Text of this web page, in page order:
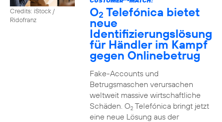
Credits: iStock /
Ridofranz
O2 Telefónica bietet
neue
Identifizierungslösung
für Händler im Kampf
gegen Onlinebetrug
Fake-Accounts und
Betrugsmaschen verursachen
weltweit massive wirtschaftliche
Schäden. O2Telefónica bringt jetzt
eine neue Lösung aus der